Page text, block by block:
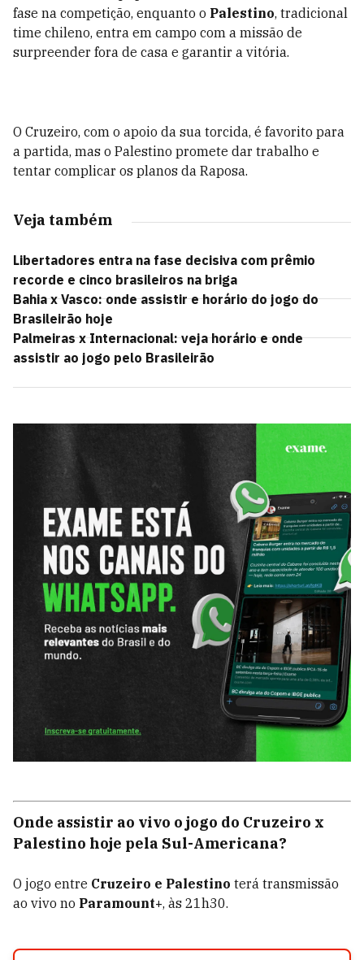
fase na competição, enquanto o Palestino, tradicional
time chileno, entra em campo com a missão de
surpreender fora de casa e garantir a vitória.
O Cruzeiro, com o apoio da sua torcida, é favorito para
a partida, mas o Palestino promete dar trabalho e
tentar complicar os planos da Raposa.
Veja também
Libertadores entra na fase decisiva com prêmio
recorde e cinco brasileiros na briga
Bahia x Vasco: onde assistir e horário do jogo do
Brasileirão hoje
Palmeiras x Internacional: veja horário e onde
assistir ao jogo pelo Brasileirão
Onde assistir ao vivo o jogo do Cruzeiro x
Palestino hoje pela Sul-Americana?
O jogo entre Cruzeiro e Palestino terá transmissão
ao vivo no Paramount+, às 21h30.